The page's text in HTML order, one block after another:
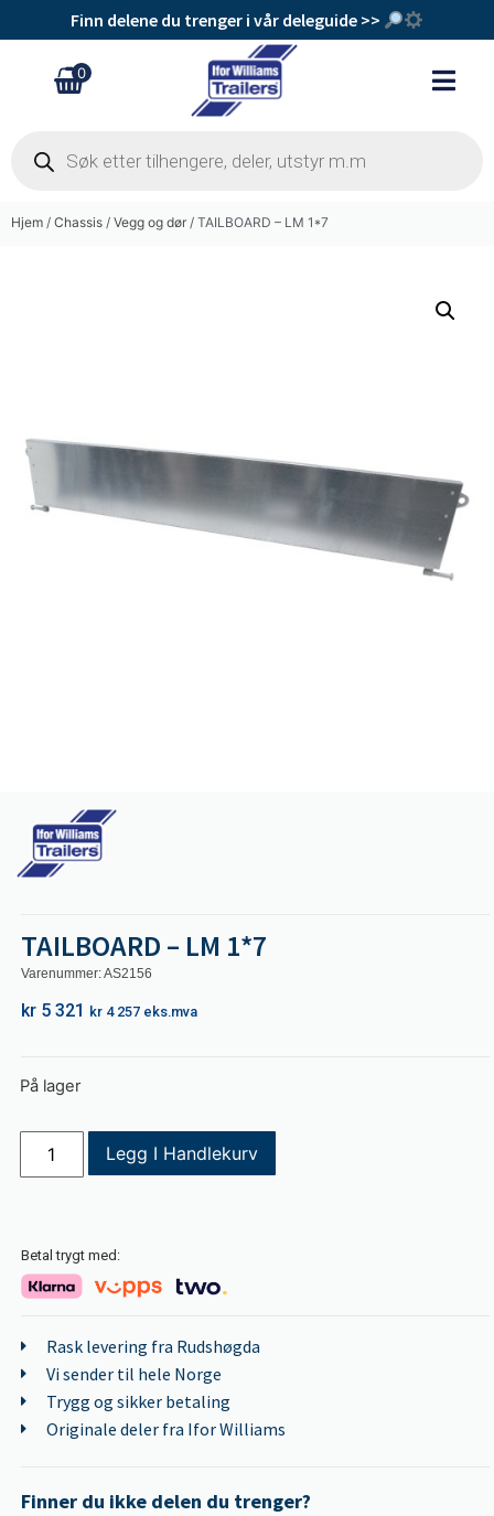
Finn delene du trenger i vår deleguide >>
0
Hjem / Chassis / Vegg og dør / TAILBOARD – LM 1*7
TAILBOARD – LM 1*7
Varenummer: AS2156
kr 5 321 kr 4 257 eks.mva
På lager
Legg I Handlekurv
Betal trygt med:
Rask levering fra Rudshøgda
Vi sender til hele Norge
Trygg og sikker betaling
Originale deler fra Ifor Williams
Finner du ikke delen du trenger?